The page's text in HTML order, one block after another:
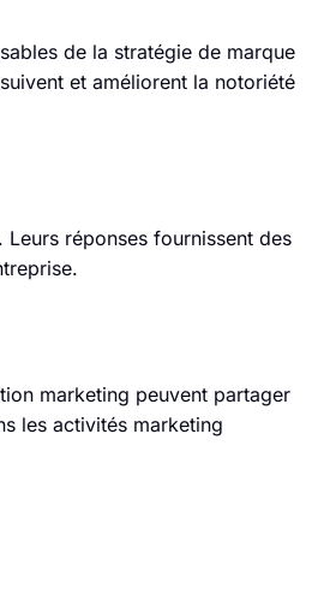
de la stratégie de marque
et améliorent la notoriété
réponses fournissent des
marketing peuvent partager
les activités marketing